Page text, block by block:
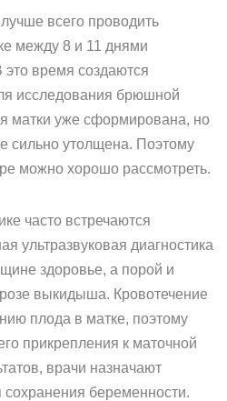
всего проводить
между 8 и 11 днями
это время создаются
исследования брюшной
матки уже сформирована, но
сильно утолщена. Поэтому
можно хорошо рассмотреть.
часто встречаются
ультразвуковая диагностика
здоровье, а порой и
выкидыша. Кровотечение
плода в матке, поэтому
прикрепления к маточной
врачи назначают
беременности.